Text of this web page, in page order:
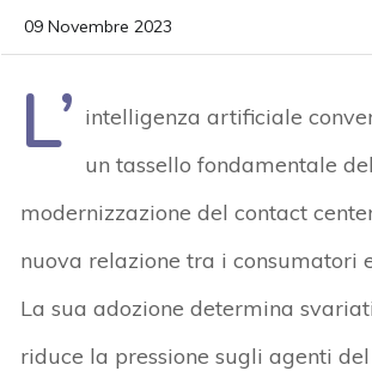
09 Novembre 2023
L’ intelligenza artificiale
un tassello fondamentale
modernizzazione del contact
nuova relazione tra i consumatori
La sua adozione determina
riduce la pressione sugli agenti